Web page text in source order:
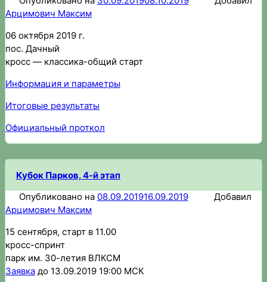
Арцимович Максим
06 октября 2019 г.
пос. Дачный
кросс — классика-общий старт
Информация и параметры
Итоговые результаты
Официальный проткол
Кубок Парков, 4-й этап
Опубликовано на 08.09.201916.09.2019
Добавил
Арцимович Максим
15 сентября, старт в 11.00
кросс-спринт
парк им. 30-летия ВЛКСМ
Заявка до 13.09.2019 19:00 МСК